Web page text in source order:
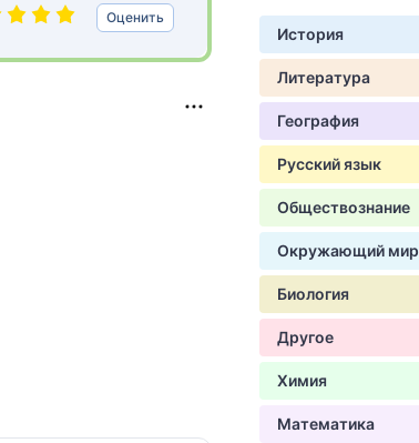
Оценить
История
Литература
География
Русский язык
Обществознание
Окружающий мир
Биология
Другое
Химия
Математика